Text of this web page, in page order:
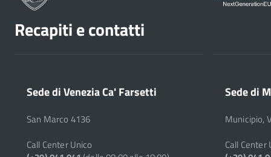
Recapiti e contatti
Sede di Venezia Ca' Farsetti
San Marco 4136
Call Center Unico
Sede di
Municipio,
Call Center